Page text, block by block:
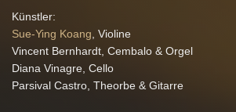
Künstler:
Sue-Ying Koang, Violine
Vincent Bernhardt, Cembalo & Orgel
Diana Vinagre, Cello
Parsival Castro, Theorbe & Gitarre